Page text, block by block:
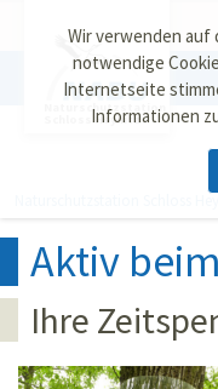
Wir verwenden
notwendige
Internetseite
Informationen
Naturschutzstation
Schloss Heynitz
Naturschutzstation Schloss
Aktiv
Ihre